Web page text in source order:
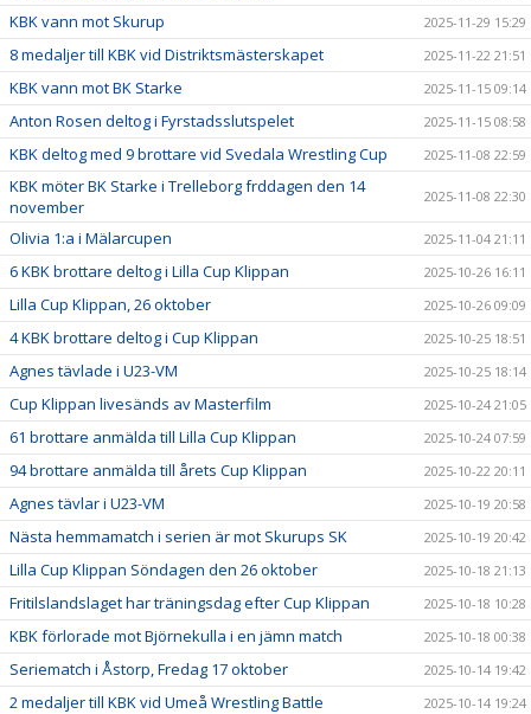
KBK vann mot Skurup 2025-11-29 15:29
8 medaljer till KBK vid Distriktsmästerskapet 2025-11-22 21:51
KBK vann mot BK Starke 2025-11-15 09:14
Anton Rosen deltog i Fyrstadsslutspelet 2025-11-15 08:58
KBK deltog med 9 brottare vid Svedala Wrestling Cup 2025-11-08 22:59
KBK möter BK Starke i Trelleborg frddagen den 14
november
2025-11-08 22:30
Olivia 1:a i Mälarcupen 2025-11-04 21:11
6 KBK brottare deltog i Lilla Cup Klippan 2025-10-26 16:11
Lilla Cup Klippan, 26 oktober 2025-10-26 09:09
4 KBK brottare deltog i Cup Klippan 2025-10-25 18:51
Agnes tävlade i U23-VM 2025-10-25 18:14
Cup Klippan livesänds av Masterfilm 2025-10-24 21:05
61 brottare anmälda till Lilla Cup Klippan 2025-10-24 07:59
94 brottare anmälda till årets Cup Klippan 2025-10-22 20:11
Agnes tävlar i U23-VM 2025-10-19 20:58
Nästa hemmamatch i serien är mot Skurups SK 2025-10-19 20:42
Lilla Cup Klippan Söndagen den 26 oktober 2025-10-18 21:13
Fritilslandslaget har träningsdag efter Cup Klippan 2025-10-18 10:28
KBK förlorade mot Björnekulla i en jämn match 2025-10-18 00:38
Seriematch i Åstorp, Fredag 17 oktober 2025-10-14 19:42
2 medaljer till KBK vid Umeå Wrestling Battle 2025-10-14 19:24